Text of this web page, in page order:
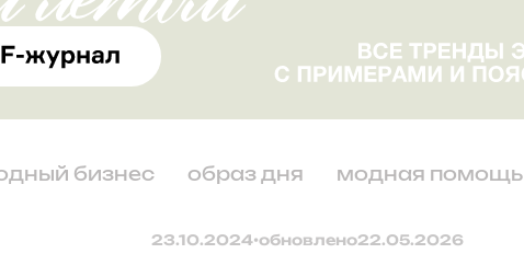
бизнес образ дня модная помощь
23.10.2024•обновлено22.05.2026